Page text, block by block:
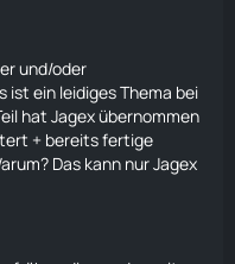
nicht mächtig sind
wird.
der Seele , die Sync
Man schlägt
Faust in The Face
sind wie Luft.
einem gehen und
bin da zuversichtlich
und/oder
ist ein leidiges Thema bei
hat Jagex übernommen
+ bereits fertige
Das kann nur Jagex